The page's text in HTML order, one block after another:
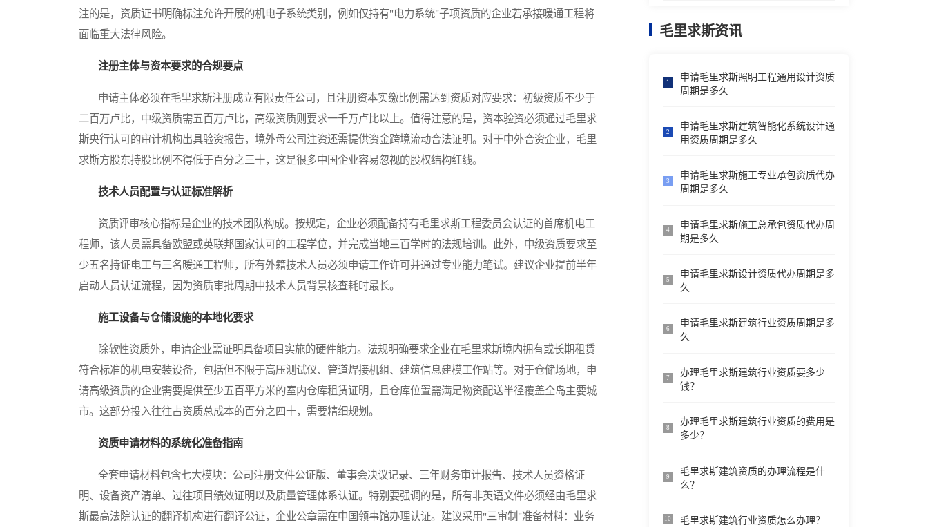
注的是，资质证书明确标注允许开展的机电子系统类别，例如仅持有"电力系统"子项资质的企业若承接暖通工程将
面临重大法律风险。
注册主体与资本要求的合规要点
申请主体必须在毛里求斯注册成立有限责任公司，且注册资本实缴比例需达到资质对应要求：初级资质不少于
二百万卢比，中级资质需五百万卢比，高级资质则要求一千万卢比以上。值得注意的是，资本验资必须通过毛里求
斯央行认可的审计机构出具验资报告，境外母公司注资还需提供资金跨境流动合法证明。对于中外合资企业，毛里
求斯方股东持股比例不得低于百分之三十，这是很多中国企业容易忽视的股权结构红线。
技术人员配置与认证标准解析
资质评审核心指标是企业的技术团队构成。按规定，企业必须配备持有毛里求斯工程委员会认证的首席机电工
程师，该人员需具备欧盟或英联邦国家认可的工程学位，并完成当地三百学时的法规培训。此外，中级资质要求至
少五名持证电工与三名暖通工程师，所有外籍技术人员必须申请工作许可并通过专业能力笔试。建议企业提前半年
启动人员认证流程，因为资质审批周期中技术人员背景核查耗时最长。
施工设备与仓储设施的本地化要求
除软性资质外，申请企业需证明具备项目实施的硬件能力。法规明确要求企业在毛里求斯境内拥有或长期租赁
符合标准的机电安装设备，包括但不限于高压测试仪、管道焊接机组、建筑信息建模工作站等。对于仓储场地，申
请高级资质的企业需要提供至少五百平方米的室内仓库租赁证明，且仓库位置需满足物资配送半径覆盖全岛主要城
市。这部分投入往往占资质总成本的百分之四十，需要精细规划。
资质申请材料的系统化准备指南
全套申请材料包含七大模块：公司注册文件公证版、董事会决议记录、三年财务审计报告、技术人员资格证
明、设备资产清单、过往项目绩效证明以及质量管理体系认证。特别要强调的是，所有非英语文件必须经由毛里求
斯最高法院认证的翻译机构进行翻译公证，企业公章需在中国领事馆办理认证。建议采用"三审制"准备材料：业务
毛里求斯资讯
1
申请毛里求斯照明工程通用设计资质
周期是多久
2
申请毛里求斯建筑智能化系统设计通
用资质周期是多久
3
申请毛里求斯施工专业承包资质代办
周期是多久
4
申请毛里求斯施工总承包资质代办周
期是多久
5
申请毛里求斯设计资质代办周期是多
久
6
申请毛里求斯建筑行业资质周期是多
久
7
办理毛里求斯建筑行业资质要多少
钱？
8
办理毛里求斯建筑行业资质的费用是
多少？
9
毛里求斯建筑资质的办理流程是什
么？
10 毛里求斯建筑行业资质怎么办理？